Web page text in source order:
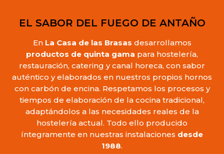
EL SABOR DEL FUEGO DE ANTAÑO
En La Casa de las Brasas desarrollamos
productos de quinta gama para hostelería,
restauración, catering y canal horeca, con sabor
auténtico y elaborados en nuestros propios hornos
con carbón de encina. Respetamos los procesos y
tiempos de elaboración de la cocina tradicional,
adaptándolos a las necesidades reales de la
hostelería actual. Todo ello producido
íntegramente en nuestras instalaciones desde
1988.